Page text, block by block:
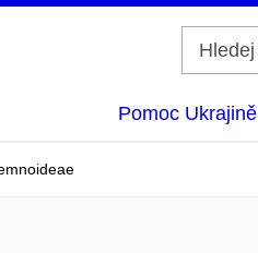
Pomoc Ukrajině